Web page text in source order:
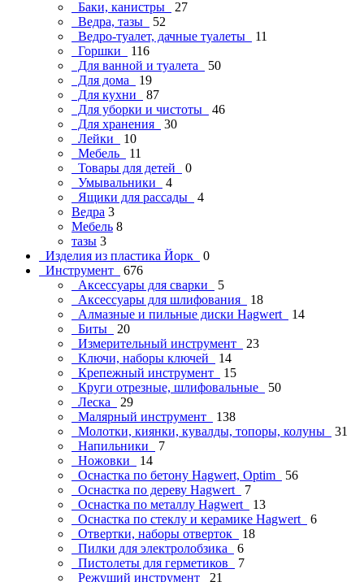
Баки, канистры
27
Ведра, тазы
52
Ведро-туалет, дачные туалеты
11
Горшки
116
Для ванной и туалета
50
Для дома
19
Для кухни
87
Для уборки и чистоты
46
Для хранения
30
Лейки
10
Мебель
11
Товары для детей
0
Умывальники
4
Ящики для рассады
4
Ведра 3
Мебель 8
тазы 3
Изделия из пластика Йорк
0
Инструмент
676
Аксессуары для сварки
5
Аксессуары для шлифования
18
Алмазные и пильные диски Hagwert
14
Биты
20
Измерительный инструмент
23
Ключи, наборы ключей
14
Крепежный инструмент
15
Круги отрезные, шлифовальные
50
Леска
29
Малярный инструмент
138
Молотки, киянки, кувалды, топоры, колуны
31
Напильники
7
Ножовки
14
Оснастка по бетону Hagwert, Optim
56
Оснастка по дереву Hagwert
7
Оснастка по металлу Hagwert
13
Оснастка по стеклу и керамике Hagwert
6
Отвертки, наборы отверток
18
Пилки для электролобзика
6
Пистолеты для герметиков
7
Режущий инструмент
21